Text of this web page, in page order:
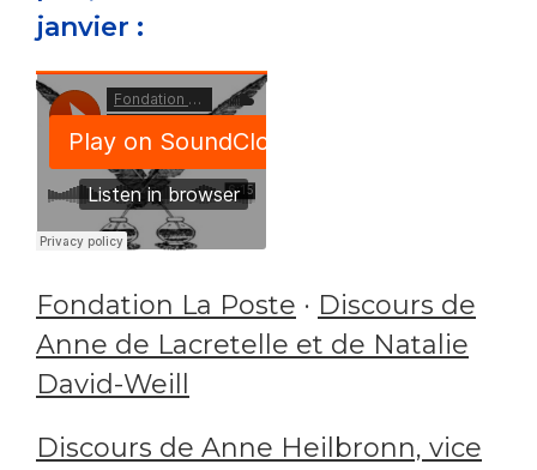
janvier :
Fondation La Poste · Discours de
Anne de Lacretelle et de Natalie
David-Weill
Discours de Anne Heilbronn, vice